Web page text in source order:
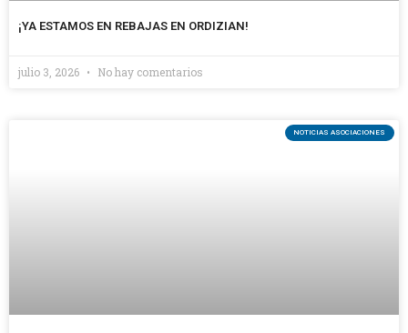
¡YA ESTAMOS EN REBAJAS EN ORDIZIAN!
julio 3, 2026 No hay comentarios
NOTICIAS ASOCIACIONES